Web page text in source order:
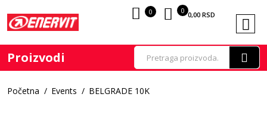
Proizvodi
0 0,00 RSD
0
Početna Events BELGRADE 10K